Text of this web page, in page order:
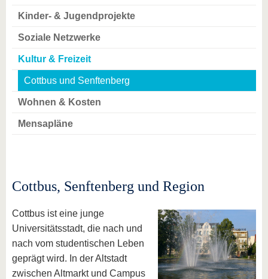
Kinder- & Jugendprojekte
Soziale Netzwerke
Kultur & Freizeit
Cottbus und Senftenberg
Wohnen & Kosten
Mensapläne
Cottbus, Senftenberg und Region
Cottbus ist eine junge
Universitätsstadt, die nach und
nach vom studentischen Leben
geprägt wird. In der Altstadt
zwischen Altmarkt und Campus